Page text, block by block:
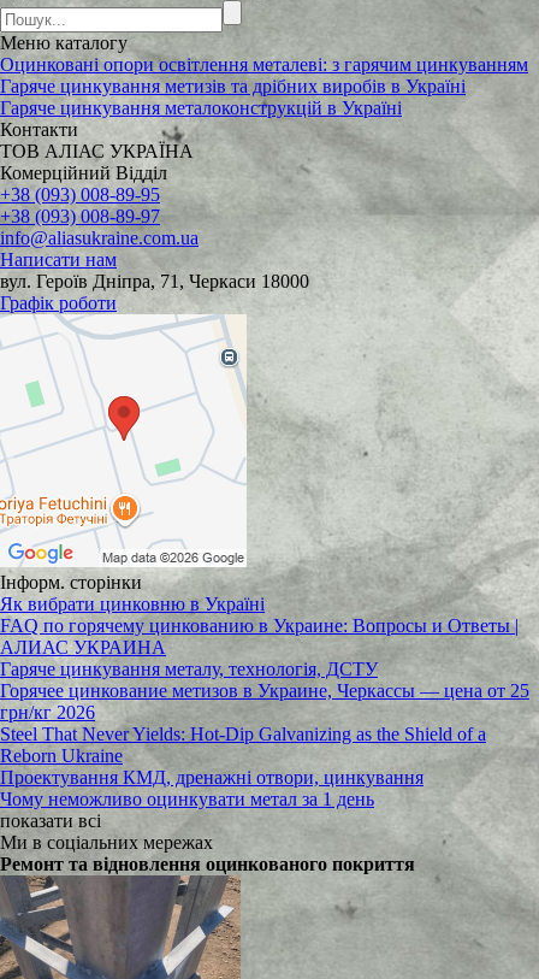
Меню каталогу
Оцинковані опори освітлення металеві: з гарячим цинкуванням
Гаряче цинкування метизів та дрібних виробів в Україні
Гаряче цинкування металоконструкцій в Україні
Контакти
ТОВ АЛІАС УКРАЇНА
Комерційний Відділ
+38 (093) 008-89-95
+38 (093) 008-89-97
info@aliasukraine.com.ua
Написати нам
вул. Героїв Дніпра, 71, Черкаси 18000
Графік роботи
Інформ. сторінки
Як вибрати цинковню в Україні
FAQ по горячему цинкованию в Украине: Вопросы и Ответы |
АЛИАС УКРАИНА
Гаряче цинкування металу, технологія, ДСТУ
Горячее цинкование метизов в Украине, Черкассы — цена от 25
грн/кг 2026
Steel That Never Yields: Hot-Dip Galvanizing as the Shield of a
Reborn Ukraine
Проектування КМД, дренажні отвори, цинкування
Чому неможливо оцинкувати метал за 1 день
показати всі
Ми в соціальних мережах
Ремонт та відновлення оцинкованого покриття